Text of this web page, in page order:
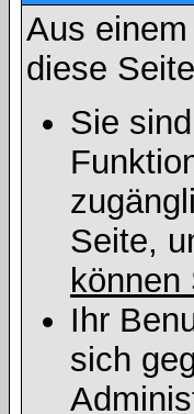
Aus
diese
Sie
Seite,
können
Ihr
sich